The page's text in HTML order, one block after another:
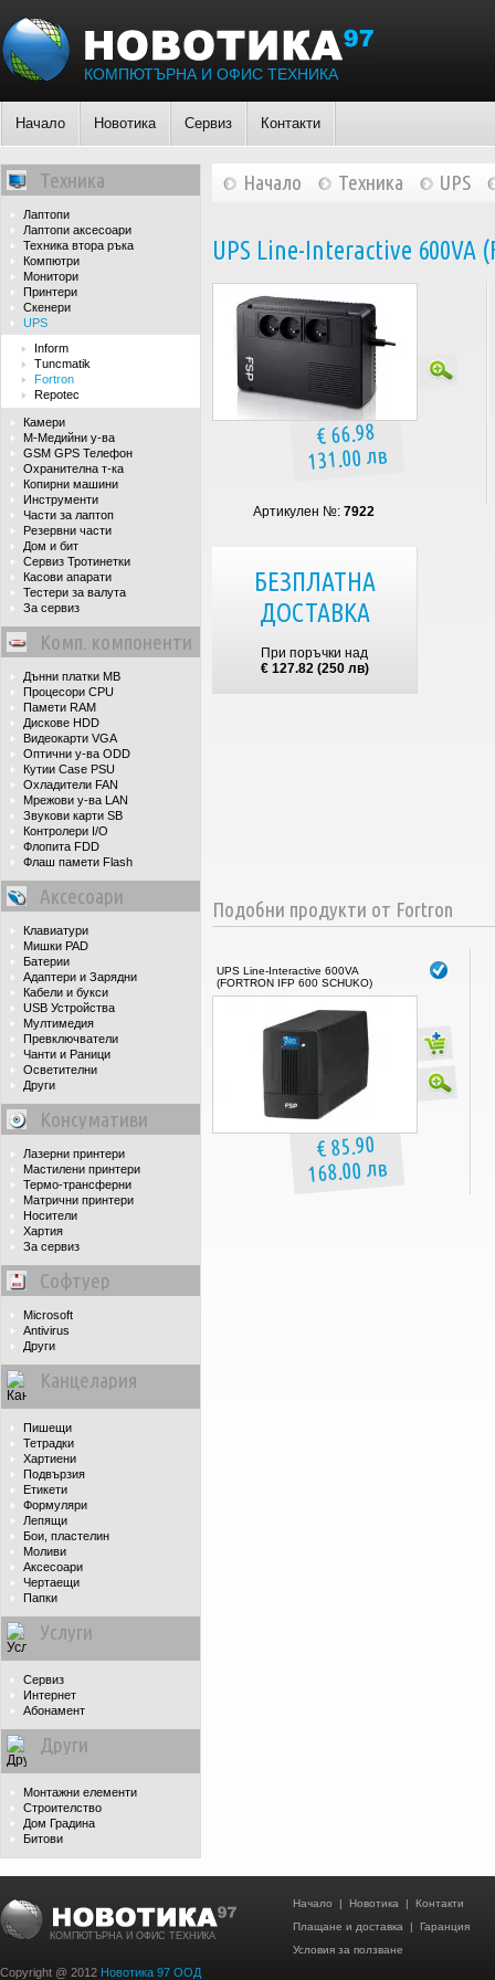
КОМПЮТЪРНА И ОФИС ТЕХНИКА
Начало Новотика Сервиз Контакти
Техника
Лаптопи
Лаптопи аксесоари
Техника втора ръка
Компютри
Монитори
Принтери
Скенери
UPS
Inform
Tuncmatik
Fortron
Repotec
Камери
М-Медийни у-ва
GSM GPS Телефон
Охранителна т-ка
Копирни машини
Инструменти
Части за лаптоп
Резервни части
Дом и бит
Сервиз Тротинетки
Касови апарати
Тестери за валута
За сервиз
Комп. компоненти
Дънни платки MB
Процесори CPU
Памети RAM
Дискове HDD
Видеокарти VGA
Оптични у-ва ODD
Кутии Case PSU
Охладители FAN
Мрежови у-ва LAN
Звукови карти SB
Контролери I/O
Флопита FDD
Флаш памети Flash
Аксесоари
Клавиатури
Мишки PAD
Батерии
Адаптери и Зарядни
Кабели и букси
USB Устройства
Мултимедия
Превключватели
Чанти и Раници
Осветителни
Други
Консумативи
Лазерни принтери
Мастилени принтери
Термо-трансферни
Матрични принтери
Носители
Хартия
За сервиз
Софтуер
Microsoft
Antivirus
Други
Канцелария
Пишещи
Тетрадки
Хартиени
Подвързия
Етикети
Формуляри
Лепящи
Бои, пластелин
Моливи
Аксесоари
Чертаещи
Папки
Услуги
Сервиз
Интернет
Абонамент
Други
Монтажни елементи
Строителство
Дом Градина
Битови
Начало Техника UPS
UPS Line-Interactive 600VA
€ 66.98
131.00 лв
Артикулен №: 7922
БЕЗПЛАТНА
ДОСТАВКА
При поръчки над
€ 127.82 (250 лв)
Подобни продукти от Fortron
UPS Line-Interactive 600VA
(FORTRON IFP 600 SCHUKO)
€ 85.90
168.00 лв
КОМПЮТЪРНА И ОФИС ТЕХНИКА
Copyright @ 2012 Новотика 97 ООД
Начало | Новотика | Контакти
Плащане и доставка | Гаранция
Условия за ползване